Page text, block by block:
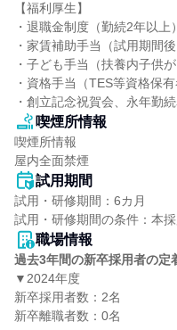
【福利厚生】
・退職金制度（勤続2年以上）
・家賃補助手当（試用期間
・子ども手当（扶養内子供が
・資格手当（TES等資格保有
・創立記念祝賀会、永年勤
喫煙所情報
喫煙所情報
屋内全面禁煙
試用期間
試用・研修期間：6カ月
職場情報
過去3年間の新卒採用者の定
▼2024年度
新卒採用者数：2名
新卒離職者数：0名